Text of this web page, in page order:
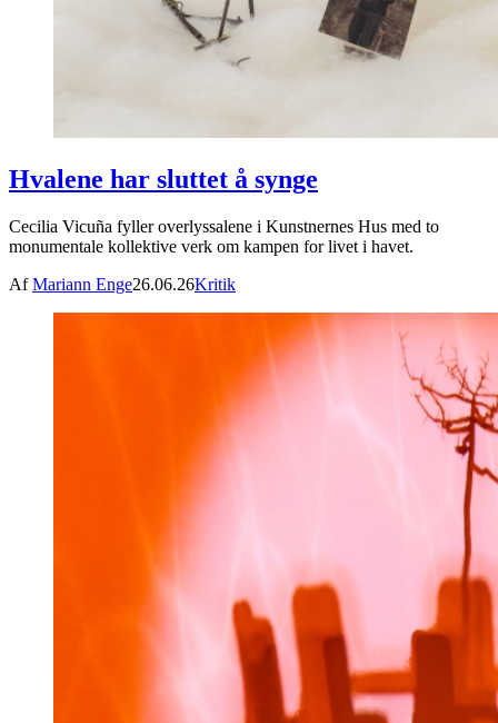
Hvalene har sluttet å synge
Cecilia Vicuña fyller overlyssalene i Kunstnernes Hus med to
monumentale kollektive verk om kampen for livet i havet.
AfMariann Enge26.06.26Kritik